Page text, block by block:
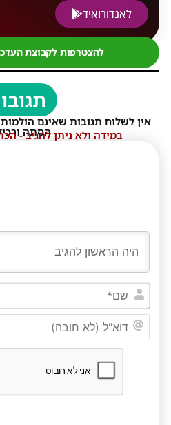
לאנדורואיד
להצטרפות לקבוצת
אין לשלוח תגובות שאינם
הסתה
במידה ולא ניתן להגיב -